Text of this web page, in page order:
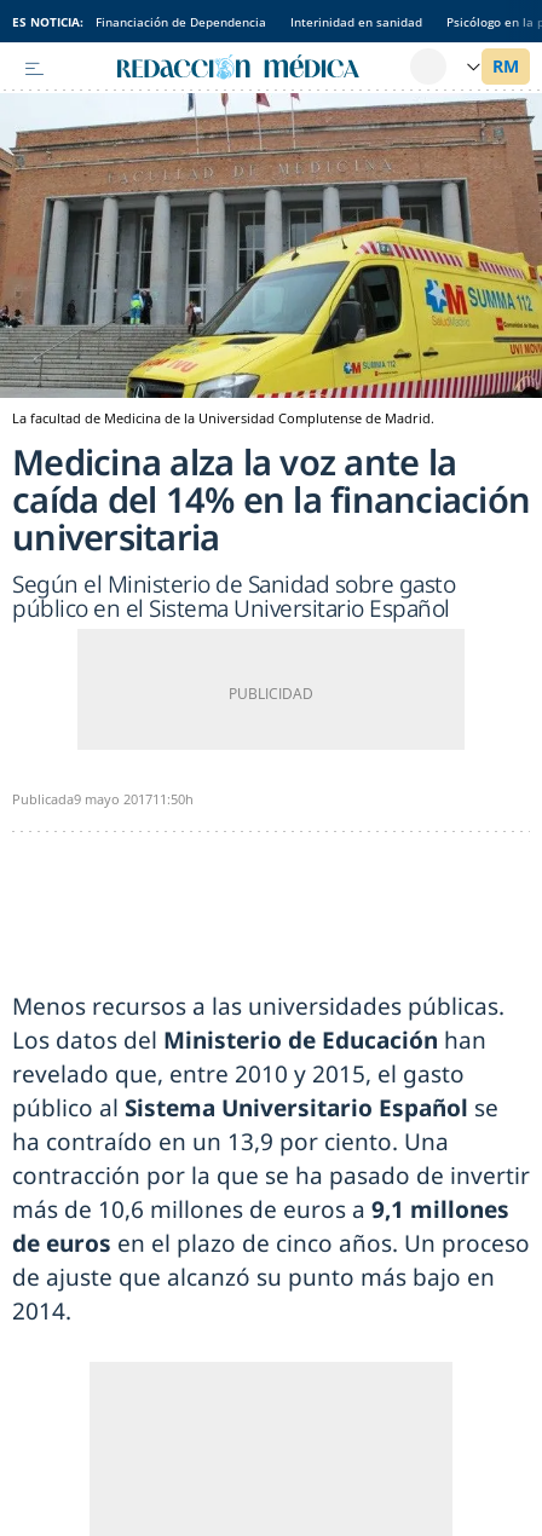
ES NOTICIA: Financiación de Dependencia Interinidad en sanidad Psicólogo en la
La facultad de Medicina de la Universidad Complutense de Madrid.
Medicina alza la voz ante la
caída del 14% en la financiación
universitaria
Según el Ministerio de Sanidad sobre gasto
público en el Sistema Universitario Español
Publicada9 mayo 201711:50h
Menos recursos a las universidades públicas.
Los datos del Ministerio de Educación han
revelado que, entre 2010 y 2015, el gasto
público al Sistema Universitario Español se
ha contraído en un 13,9 por ciento. Una
contracción por la que se ha pasado de invertir
más de 10,6 millones de euros a 9,1 millones
de euros en el plazo de cinco años. Un proceso
de ajuste que alcanzó su punto más bajo en
2014.